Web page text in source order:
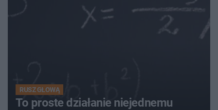
RUSZ GŁOWĄ
To proste działanie niejednemu